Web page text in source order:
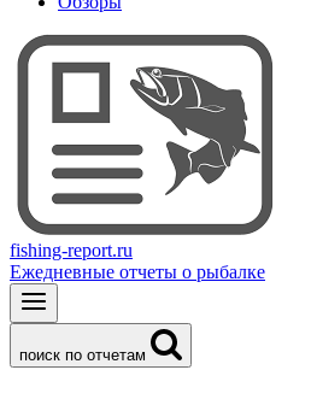
fishing-report.ru
Ежедневные отчеты о рыбалке
поиск по отчетам